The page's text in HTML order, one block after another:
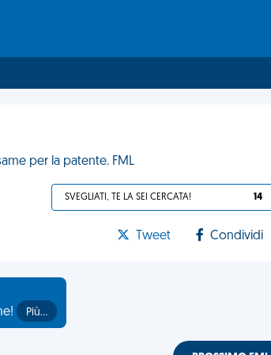
per la patente. FML
SVEGLIATI, TE LA SEI CERCATA! 14
Tweet Condividi
Più…